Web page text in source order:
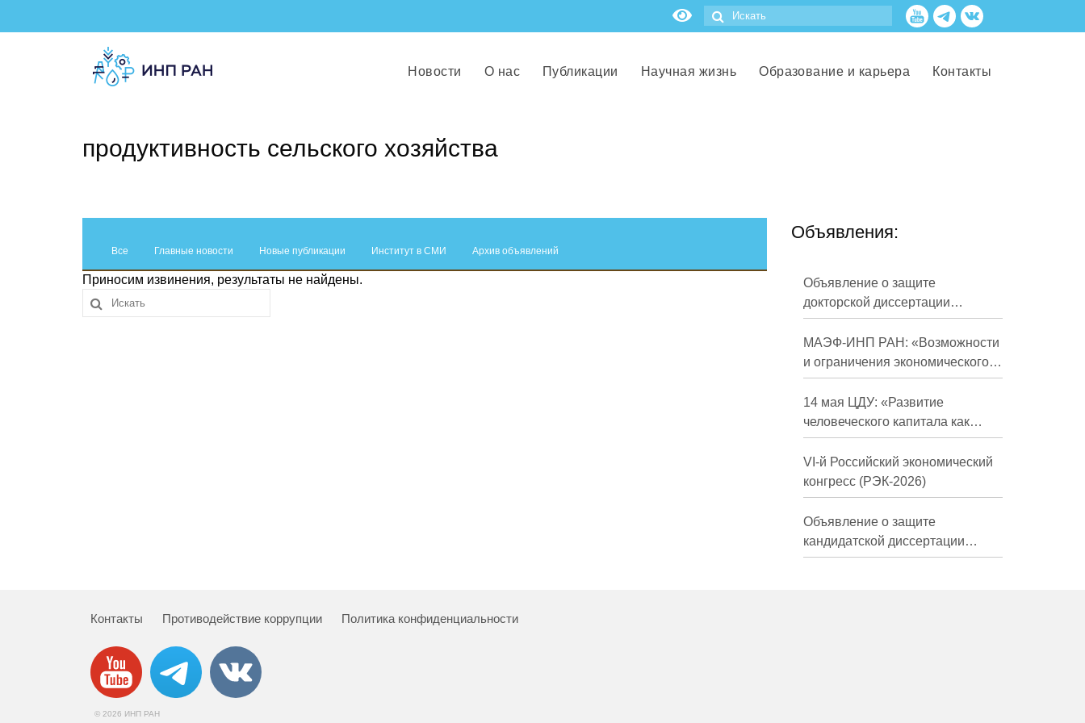
Новости О нас Публикации Научная жизнь Образование и карьера Контакты
продуктивность сельского хозяйства
Все Главные новости Новые публикации Институт в СМИ Архив объявлений
Приносим извинения, результаты не найдены.
Объявления:
Объявление о защите
докторской диссертации
Кузнецова Михаила
Евгеньевича
МАЭФ-ИНП РАН: «Возможности
и ограничения экономического
развития России в средне- и
долгосрочной перспективе»
14 мая ЦДУ: «Развитие
человеческого капитала как
фактор экономического роста»
VI-й Российский экономический
конгресс (РЭК-2026)
Объявление о защите
кандидатской диссертации
Трындиной Николь Сергеевны
Контакты Противодействие коррупции Политика конфиденциальности
© 2026 ИНП РАН